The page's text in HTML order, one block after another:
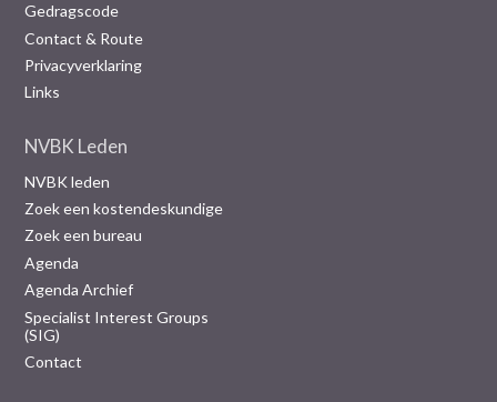
Gedragscode
Contact & Route
Privacyverklaring
Links
NVBK Leden
NVBK leden
Zoek een kostendeskundige
Zoek een bureau
Agenda
Agenda Archief
Specialist Interest Groups
(SIG)
Contact